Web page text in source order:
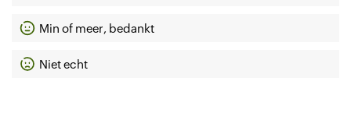
Min of meer, bedankt
Niet echt